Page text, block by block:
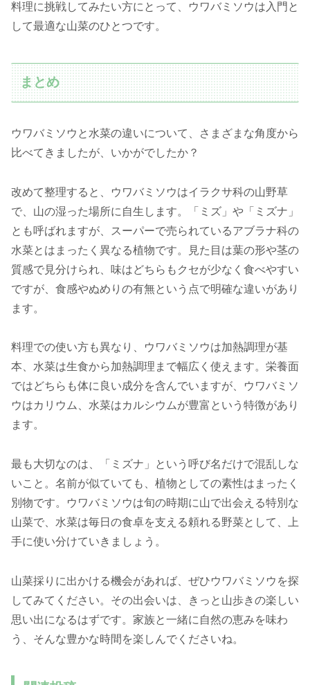
料理に挑戦してみたい方にとって、ウワバミソウは入門と
して最適な山菜のひとつです。
まとめ
ウワバミソウと水菜の違いについて、さまざまな角度から
比べてきましたが、いかがでしたか？
改めて整理すると、ウワバミソウはイラクサ科の山野草
で、山の湿った場所に自生します。「ミズ」や「ミズナ」
とも呼ばれますが、スーパーで売られているアブラナ科の
水菜とはまったく異なる植物です。見た目は葉の形や茎の
質感で見分けられ、味はどちらもクセが少なく食べやすい
ですが、食感やぬめりの有無という点で明確な違いがあり
ます。
料理での使い方も異なり、ウワバミソウは加熱調理が基
本、水菜は生食から加熱調理まで幅広く使えます。栄養面
ではどちらも体に良い成分を含んでいますが、ウワバミソ
ウはカリウム、水菜はカルシウムが豊富という特徴があり
ます。
最も大切なのは、「ミズナ」という呼び名だけで混乱しな
いこと。名前が似ていても、植物としての素性はまったく
別物です。ウワバミソウは旬の時期に山で出会える特別な
山菜で、水菜は毎日の食卓を支える頼れる野菜として、上
手に使い分けていきましょう。
山菜採りに出かける機会があれば、ぜひウワバミソウを探
してみてください。その出会いは、きっと山歩きの楽しい
思い出になるはずです。家族と一緒に自然の恵みを味わ
う、そんな豊かな時間を楽しんでくださいね。